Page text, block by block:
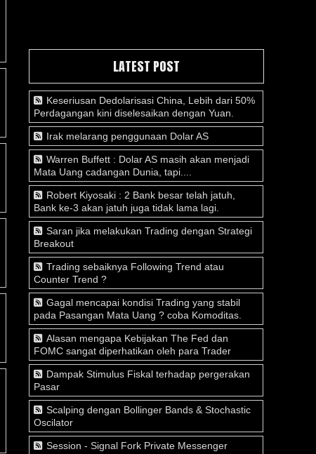
LATEST POST
Keseriusan Dedolarisasi China, Lebih dari 50%
Perdagangan kini diselesaikan dengan Yuan.
Irak melarang penggunaan Dolar AS
Warren Buffett : Dolar AS masih akan menjadi
Mata Uang cadangan Dunia, tapi....
Robert Kiyosaki : 2 Bank besar telah jatuh,
Bank ke-3 akan jatuh juga tidak lama lagi.
Saran jika melakukan Trading dengan Strategi
Breakout
Trading sebaiknya Following Trend atau
Counter Trend ?
Gagal mencapai kondisi Trading yang stabil
pada Pasangan Mata Uang ? coba Komoditas.
Alasan mengapa Kebijakan The Fed dan
FOMC sangat diperhatikan oleh para Trader
Dampak Stimulus Fiskal terhadap pergerakan
Pasar
Scalping dengan Bollinger Bands & Stochastic
Oscilator
Session - Signal Fork Private Messenger